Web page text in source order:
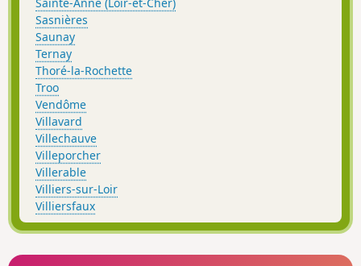
Sasnières
Saunay
Ternay
Thoré-la-Rochette
Troo
Vendôme
Villavard
Villechauve
Villeporcher
Villerable
Villiers-sur-Loir
Villiersfaux